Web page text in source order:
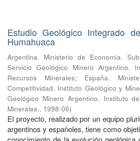
Estudio Geológico Integrado
Humahuaca
Argentina. Ministerio de Economía.
Servicio Geológico Minero Argentino.
Recursos Minerales; España.
Competitividad. Instituto Geológico y
Geológico Minero Argentino. Instituto
Minerales., 1998-06)
El proyecto, realizado por un equipo
argentinos y españoles, tiene como